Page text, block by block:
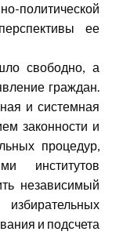
политической
ее
свободно, а
граждан.
и системная
законности и
процедур,
институтов
независимый
и подсчета